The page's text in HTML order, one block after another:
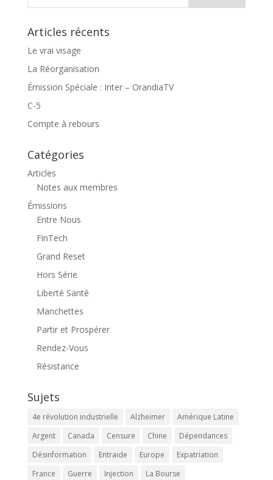
Articles récents
Le vrai visage
La Réorganisation
Émission Spéciale : Inter – OrandiaTV
C-5
Compte à rebours
Catégories
Articles
Notes aux membres
Émissions
Entre Nous
FinTech
Grand Reset
Hors Série
Liberté Santé
Manchettes
Partir et Prospérer
Rendez-Vous
Résistance
Sujets
4e révolution industrielle Alzheimer
Amérique Latine
Argent
Canada Censure Chine
Dépendances
Désinformation
Entraide Europe
Expatriation
France
Guerre Injection
La Bourse